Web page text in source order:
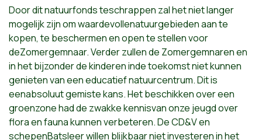
Door dit natuurfonds teschrappen zal het niet langer
mogelijk zijn om waardevollenatuurgebieden aan te
kopen, te beschermen en open te stellen voor
deZomergemnaar. Verder zullen de Zomergemnaren en
in het bijzonder de kinderen inde toekomst niet kunnen
genieten van een educatief natuurcentrum. Dit is
eenabsoluut gemiste kans. Het beschikken over een
groenzone had de zwakke kennisvan onze jeugd over
flora en fauna kunnen verbeteren. De CD&V en
schepenBatsleer willen blijkbaar niet investeren in het